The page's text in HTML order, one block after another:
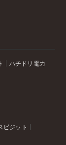
ハチドリ電力
ビジット